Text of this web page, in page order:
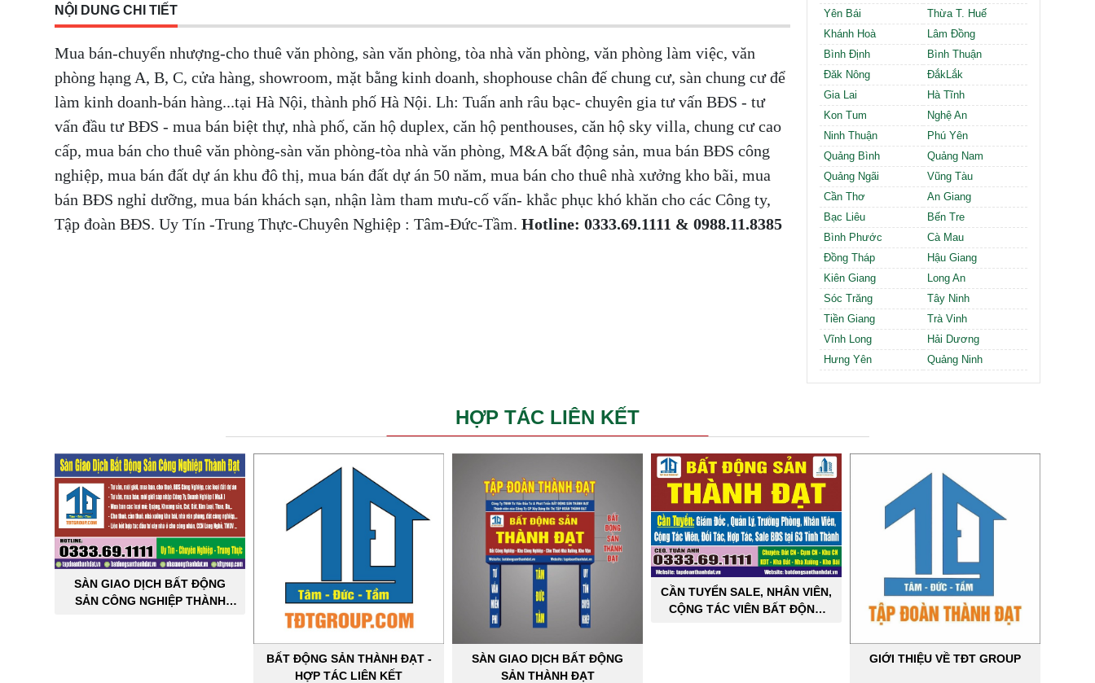
NỘI DUNG CHI TIẾT
Mua bán-chuyển nhượng-cho thuê văn phòng, sàn văn phòng, tòa nhà văn phòng, văn phòng làm việc, văn
phòng hạng A, B, C, cửa hàng, showroom, mặt bằng kinh doanh, shophouse chân đế chung cư, sàn chung cư để
làm kinh doanh-bán hàng...tại Hà Nội, thành phố Hà Nội. Lh: Tuấn anh râu bạc- chuyên gia tư vấn BĐS - tư
vấn đầu tư BĐS - mua bán biệt thự, nhà phố, căn hộ duplex, căn hộ penthouses, căn hộ sky villa, chung cư cao
cấp, mua bán cho thuê văn phòng-sàn văn phòng-tòa nhà văn phòng, M&A bất động sản, mua bán BĐS công
nghiệp, mua bán đất dự án khu đô thị, mua bán đất dự án 50 năm, mua bán cho thuê nhà xưởng kho bãi, mua
bán BĐS nghỉ dưỡng, mua bán khách sạn, nhận làm tham mưu-cố vấn- khắc phục khó khăn cho các Công ty,
Tập đoàn BĐS. Uy Tín -Trung Thực-Chuyên Nghiệp : Tâm-Đức-Tầm. Hotline: 0333.69.1111 & 0988.11.8385
Yên Bái
Thừa T. Huế
Khánh Hoà
Lâm Đồng
Bình Định
Bình Thuận
Đăk Nông
ĐắkLắk
Gia Lai
Hà Tĩnh
Kon Tum
Nghệ An
Ninh Thuận
Phú Yên
Quảng Bình
Quảng Nam
Quảng Ngãi
Vũng Tàu
Cần Thơ
An Giang
Bạc Liêu
Bến Tre
Bình Phước
Cà Mau
Đồng Tháp
Hậu Giang
Kiên Giang
Long An
Sóc Trăng
Tây Ninh
Tiền Giang
Trà Vinh
Vĩnh Long
Hải Dương
Hưng Yên
Quảng Ninh
HỢP TÁC LIÊN KẾT
SÀN GIAO DỊCH BẤT ĐỘNG
SẢN CÔNG NGHIỆP THÀNH
BẤT ĐỘNG SẢN THÀNH ĐẠT -
HỢP TÁC LIÊN KẾT
SÀN GIAO DỊCH BẤT ĐỘNG
SẢN THÀNH ĐẠT
CẦN TUYỂN SALE, NHÂN VIÊN,
CỘNG TÁC VIÊN BẤT ĐỘNG
GIỚI THIỆU VỀ TĐT GROUP